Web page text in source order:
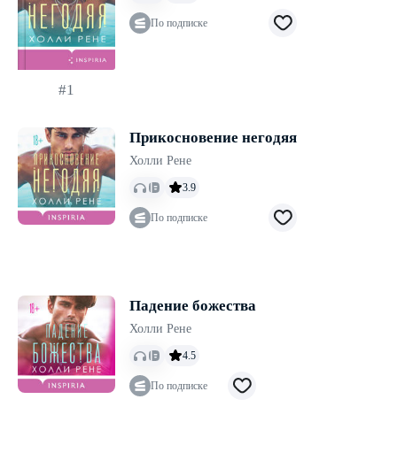
По подписке
#1
Прикосновение негодяя
Холли Рене
3.9
По подписке
Падение божества
Холли Рене
4.5
По подписке